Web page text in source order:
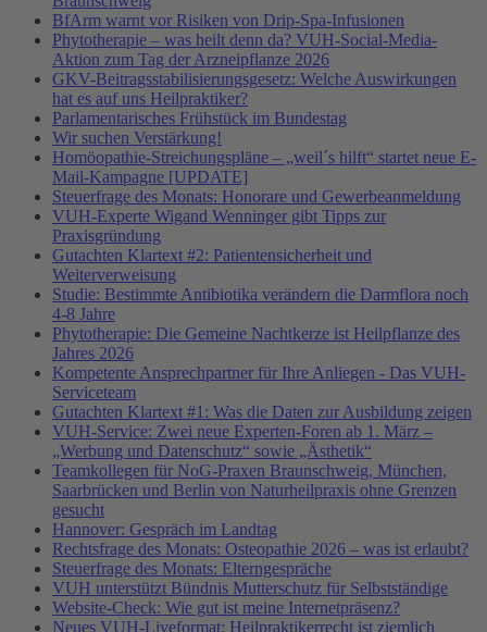
BfArm warnt vor Risiken von Drip-Spa-Infusionen
Phytotherapie – was heilt denn da? VUH-Social-Media-
Aktion zum Tag der Arzneipflanze 2026
GKV-Beitragsstabilisierungsgesetz: Welche Auswirkungen
hat es auf uns Heilpraktiker?
Parlamentarisches Frühstück im Bundestag
Wir suchen Verstärkung!
Homöopathie-Streichungspläne – „weil´s hilft“ startet neue E-
Mail-Kampagne [UPDATE]
Steuerfrage des Monats: Honorare und Gewerbeanmeldung
VUH-Experte Wigand Wenninger gibt Tipps zur
Praxisgründung
Gutachten Klartext #2: Patientensicherheit und
Weiterverweisung
Studie: Bestimmte Antibiotika verändern die Darmflora noch
4-8 Jahre
Phytotherapie: Die Gemeine Nachtkerze ist Heilpflanze des
Jahres 2026
Kompetente Ansprechpartner für Ihre Anliegen - Das VUH-
Serviceteam
Gutachten Klartext #1: Was die Daten zur Ausbildung zeigen
VUH-Service: Zwei neue Experten-Foren ab 1. März –
„Werbung und Datenschutz“ sowie „Ästhetik“
Teamkollegen für NoG-Praxen Braunschweig, München,
Saarbrücken und Berlin von Naturheilpraxis ohne Grenzen
gesucht
Hannover: Gespräch im Landtag
Rechtsfrage des Monats: Osteopathie 2026 – was ist erlaubt?
Steuerfrage des Monats: Elterngespräche
VUH unterstützt Bündnis Mutterschutz für Selbstständige
Website-Check: Wie gut ist meine Internetpräsenz?
Neues VUH-Liveformat: Heilpraktikerrecht ist ziemlich